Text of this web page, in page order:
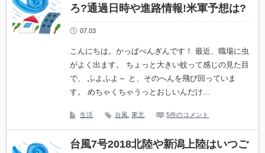
ろ?通過日時や進路情報!米軍予想は?
07.03
こんにちは。かっぱぺんぎんです！ 最近、職場に虫
がよく出ます。 ちょっと大きい蚊って感じの見た目
で、 ふよふよ～ と、そのへんを飛び回っていま
す。 めちゃくちゃうっとおしいんだけ…
生活 台風 ,東北 5件のコメント
台風7号2018北陸や新潟上陸はいつご